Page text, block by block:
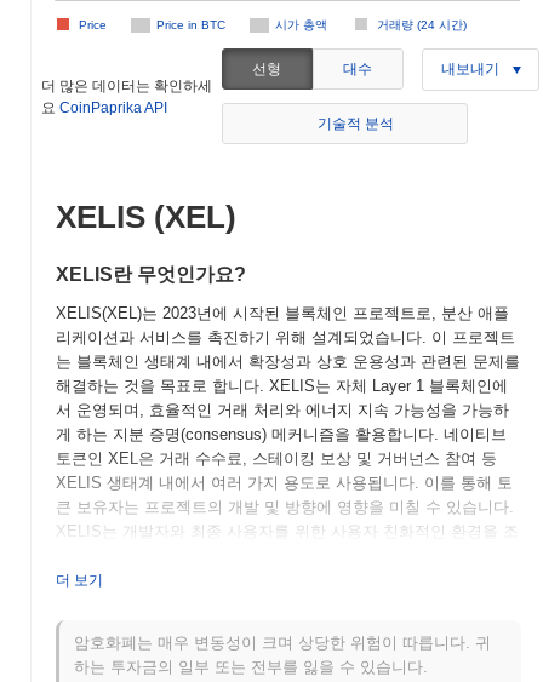
Price in BTC 시가 총액 거래량 (24 시간)
Price
더 많은 데이터는 확인하세
요 CoinPaprika API
선형 대수 내보내기
기술적 분석
XELIS (XEL)
XELIS란 무엇인가요?
XELIS(XEL)는 2023년에 시작된 블록체인 프로젝트로, 분산 애플
리케이션과 서비스를 촉진하기 위해 설계되었습니다. 이 프로젝트
는 블록체인 생태계 내에서 확장성과 상호 운용성과 관련된 문제를
해결하는 것을 목표로 합니다. XELIS는 자체 Layer 1 블록체인에
서 운영되며, 효율적인 거래 처리와 에너지 지속 가능성을 가능하
게 하는 지분 증명(consensus) 메커니즘을 활용합니다. 네이티브
토큰인 XEL은 거래 수수료, 스테이킹 보상 및 거버넌스 참여 등
XELIS 생태계 내에서 여러 가지 용도로 사용됩니다. 이를 통해 토
큰 보유자는 프로젝트의 개발 및 방향에 영향을 미칠 수 있습니다.
XELIS는 개발자와 최종 사용자를 위한 사용자 친화적인 환경을 조
을 촉진합니다. 다양한 블록체인 네트워크 간의 상호 운용성을 향
한 플레이어로 자리매김하게 합니다.
XELIS는 언제 어떻게 시작되었나요?
더 보기
암호화폐는 매우 변동성이 크며 상당한 위험이 따릅니다. 귀
하는 투자금의 일부 또는 전부를 잃을 수 있습니다.